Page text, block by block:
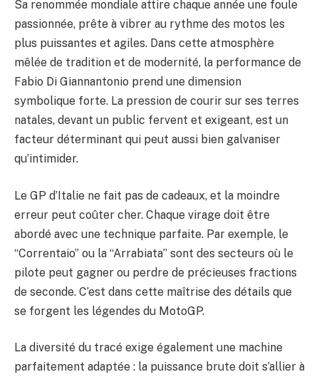
Sa renommée mondiale attire chaque année une foule
passionnée, prête à vibrer au rythme des motos les
plus puissantes et agiles. Dans cette atmosphère
mêlée de tradition et de modernité, la performance de
Fabio Di Giannantonio prend une dimension
symbolique forte. La pression de courir sur ses terres
natales, devant un public fervent et exigeant, est un
facteur déterminant qui peut aussi bien galvaniser
qu’intimider.
Le GP d’Italie ne fait pas de cadeaux, et la moindre
erreur peut coûter cher. Chaque virage doit être
abordé avec une technique parfaite. Par exemple, le
“Correntaio” ou la “Arrabiata” sont des secteurs où le
pilote peut gagner ou perdre de précieuses fractions
de seconde. C’est dans cette maîtrise des détails que
se forgent les légendes du MotoGP.
La diversité du tracé exige également une machine
parfaitement adaptée : la puissance brute doit s’allier à